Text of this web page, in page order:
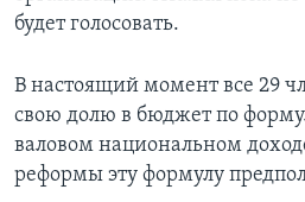
будет голосовать.
В настоящий момент все 29
свою долю в бюджет по
валовом национальном
реформы эту формулу